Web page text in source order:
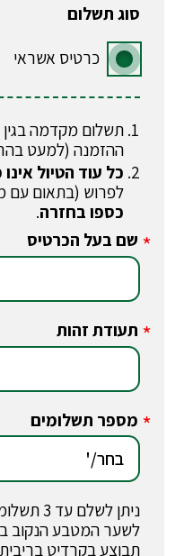
סוג תשלום
כרטיס אשראי
תשלום מקדמה בגין
ההזמנה (למעט
כל עוד הטיול
לפרוש (בתאום עם
כספו בחזרה.
* שם בעל הכרטיס
* תעודת זהות
* מספר תשלומים
ניתן
לשער המטבע הנקוב
תבוצע בקרדיט